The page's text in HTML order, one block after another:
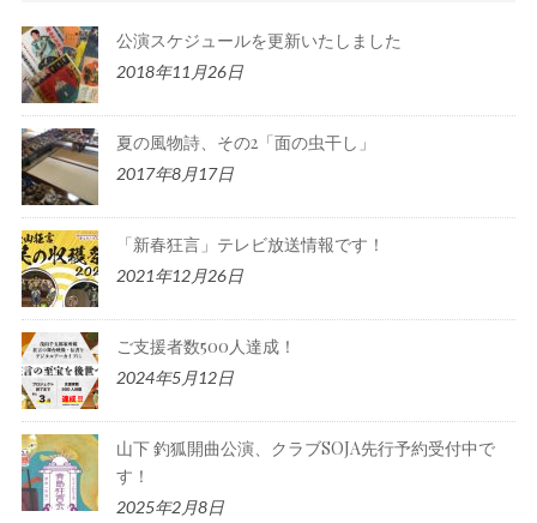
公演スケジュールを更新いたしました
2018年11月26日
夏の風物詩、その2「面の虫干し」
2017年8月17日
「新春狂言」テレビ放送情報です！
2021年12月26日
ご支援者数500人達成！
2024年5月12日
山下 釣狐開曲公演、クラブSOJA先行予約受付中で
す！
2025年2月8日